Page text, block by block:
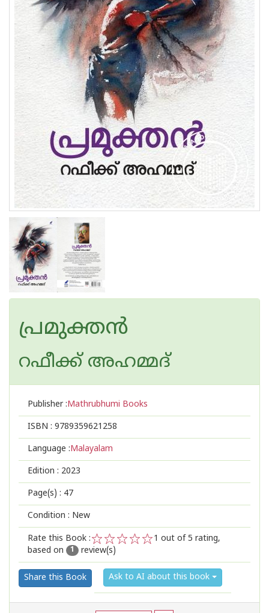
പ്രമുക്തൻ
റഫീക്ക് അഹമ്മദ്
Publisher :Mathrubhumi Books
ISBN : 9789359621258
Language :Malayalam
Edition : 2023
Page(s) : 47
Condition : New
Rate this Book :
2
1
1 out of 5 rating,
based on
1 review(s)
Share this Book Ask to AI about this book